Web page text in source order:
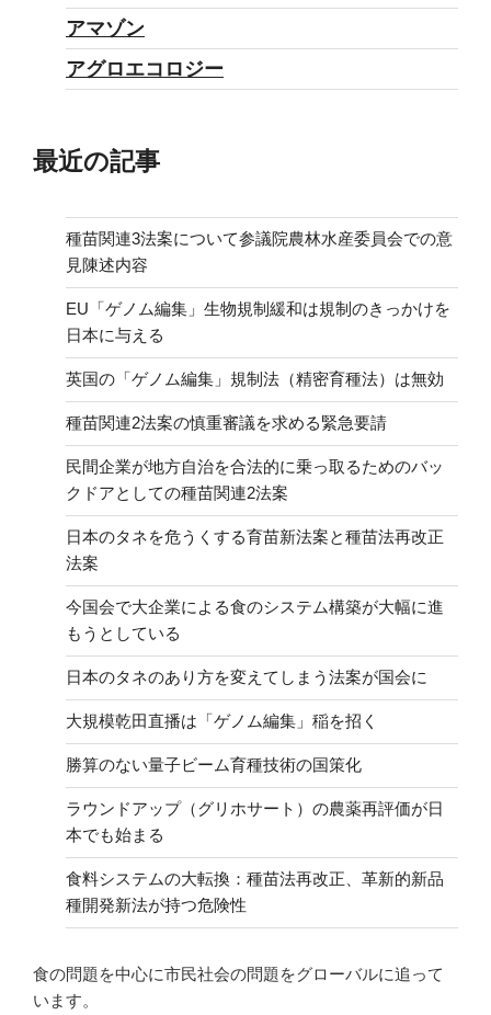
アマゾン
アグロエコロジー
最近の記事
種苗関連3法案について参議院農林水産委員会での意
見陳述内容
EU「ゲノム編集」生物規制緩和は規制のきっかけを
日本に与える
英国の「ゲノム編集」規制法（精密育種法）は無効
種苗関連2法案の慎重審議を求める緊急要請
民間企業が地方自治を合法的に乗っ取るためのバッ
クドアとしての種苗関連2法案
日本のタネを危うくする育苗新法案と種苗法再改正
法案
今国会で大企業による食のシステム構築が大幅に進
もうとしている
日本のタネのあり方を変えてしまう法案が国会に
大規模乾田直播は「ゲノム編集」稲を招く
勝算のない量子ビーム育種技術の国策化
ラウンドアップ（グリホサート）の農薬再評価が日
本でも始まる
食料システムの大転換：種苗法再改正、革新的新品
種開発新法が持つ危険性
食の問題を中心に市民社会の問題をグローバルに追って
います。